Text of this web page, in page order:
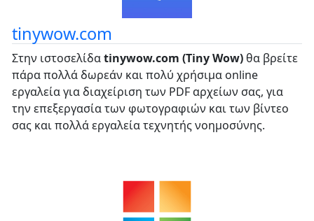
tinywow.com
Στην ιστοσελίδαtinywow.com (Tiny Wow)θα βρείτε
πάρα πολλά δωρεάν και πολύ χρήσιμα online
εργαλεία για διαχείριση των PDF αρχείων σας, για
την επεξεργασία των φωτογραφιών και των βίντεο
σας και πολλά εργαλεία τεχνητής νοημοσύνης.